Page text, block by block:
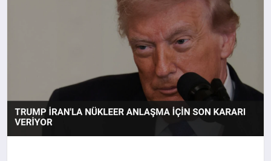
TEKNOLOJI